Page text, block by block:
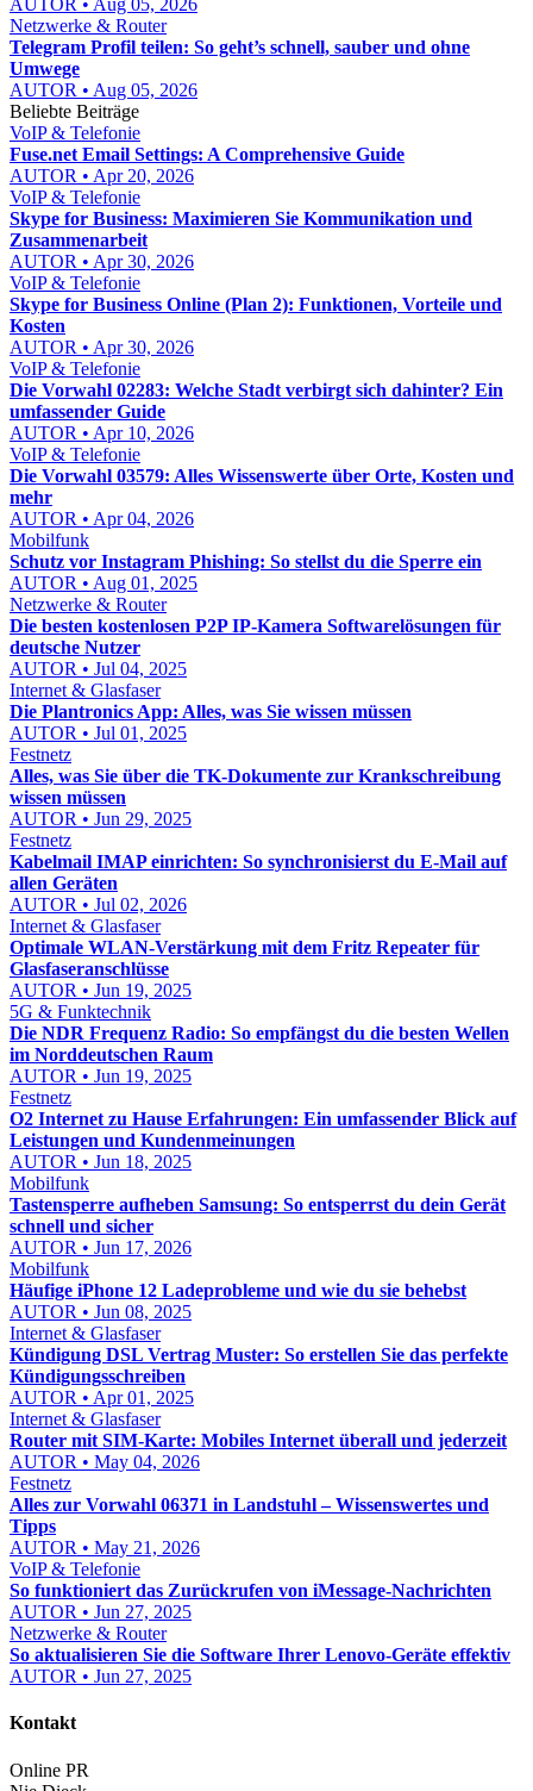
AUTOR • Aug 05, 2026
Netzwerke & Router
Telegram Profil teilen: So geht’s schnell, sauber und ohne
Umwege
AUTOR • Aug 05, 2026
Beliebte Beiträge
VoIP & Telefonie
Fuse.net Email Settings: A Comprehensive Guide
AUTOR • Apr 20, 2026
VoIP & Telefonie
Skype for Business: Maximieren Sie Kommunikation und
Zusammenarbeit
AUTOR • Apr 30, 2026
VoIP & Telefonie
Skype for Business Online (Plan 2): Funktionen, Vorteile und
Kosten
AUTOR • Apr 30, 2026
VoIP & Telefonie
Die Vorwahl 02283: Welche Stadt verbirgt sich dahinter? Ein
umfassender Guide
AUTOR • Apr 10, 2026
VoIP & Telefonie
Die Vorwahl 03579: Alles Wissenswerte über Orte, Kosten und
mehr
AUTOR • Apr 04, 2026
Mobilfunk
Schutz vor Instagram Phishing: So stellst du die Sperre ein
AUTOR • Aug 01, 2025
Netzwerke & Router
Die besten kostenlosen P2P IP-Kamera Softwarelösungen für
deutsche Nutzer
AUTOR • Jul 04, 2025
Internet & Glasfaser
Die Plantronics App: Alles, was Sie wissen müssen
AUTOR • Jul 01, 2025
Festnetz
Alles, was Sie über die TK-Dokumente zur Krankschreibung
wissen müssen
AUTOR • Jun 29, 2025
Festnetz
Kabelmail IMAP einrichten: So synchronisierst du E-Mail auf
allen Geräten
AUTOR • Jul 02, 2026
Internet & Glasfaser
Optimale WLAN-Verstärkung mit dem Fritz Repeater für
Glasfaseranschlüsse
AUTOR • Jun 19, 2025
5G & Funktechnik
Die NDR Frequenz Radio: So empfängst du die besten Wellen
im Norddeutschen Raum
AUTOR • Jun 19, 2025
Festnetz
O2 Internet zu Hause Erfahrungen: Ein umfassender Blick auf
Leistungen und Kundenmeinungen
AUTOR • Jun 18, 2025
Mobilfunk
Tastensperre aufheben Samsung: So entsperrst du dein Gerät
schnell und sicher
AUTOR • Jun 17, 2026
Mobilfunk
Häufige iPhone 12 Ladeprobleme und wie du sie behebst
AUTOR • Jun 08, 2025
Internet & Glasfaser
Kündigung DSL Vertrag Muster: So erstellen Sie das perfekte
Kündigungsschreiben
AUTOR • Apr 01, 2025
Internet & Glasfaser
Router mit SIM-Karte: Mobiles Internet überall und jederzeit
AUTOR • May 04, 2026
Festnetz
Alles zur Vorwahl 06371 in Landstuhl – Wissenswertes und
Tipps
AUTOR • May 21, 2026
VoIP & Telefonie
So funktioniert das Zurückrufen von iMessage-Nachrichten
AUTOR • Jun 27, 2025
Netzwerke & Router
So aktualisieren Sie die Software Ihrer Lenovo-Geräte effektiv
AUTOR • Jun 27, 2025
Kontakt
Online PR